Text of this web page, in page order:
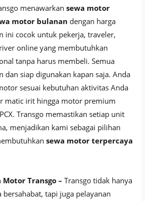
menawarkansewa motor
motor bulanan dengan harga
ini cocok untuk pekerja, traveler,
online yang membutuhkan
tanpa harus membeli. Semua
dan siap digunakan kapan saja. Anda
sesuai kebutuhan aktivitas Anda
irit hingga motor premium
Transgo memastikan setiap unit
menjadikan kami sebagai pilihan
sewa motor terpercaya
Motor Transgo – Transgo tidak hanya
bersahabat, tapi juga pelayanan